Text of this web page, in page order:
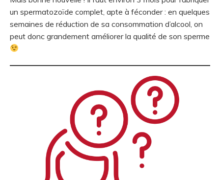
un spermatozoïde complet, apte à féconder : en quelques
semaines de réduction de sa consommation d’alcool, on
peut donc grandement améliorer la qualité de son sperme